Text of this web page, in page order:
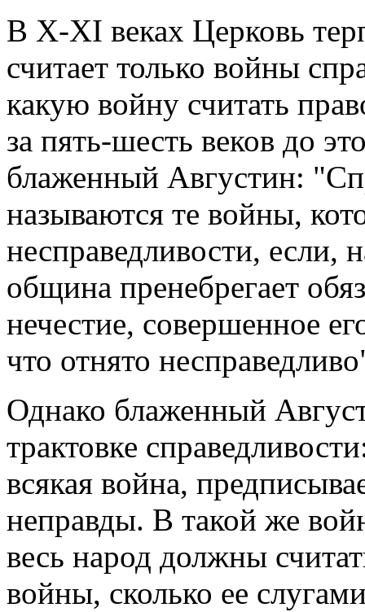
В X-XI веках Церковь
считает только войны
какую войну считать
за пять-шесть веков до
блаженный Августин:
называются те войны,
несправедливости, если,
община пренебрегает
нечестие, совершенное
что отнято
Однако блаженный
трактовке
всякая война,
неправды. В такой же
весь народ должны
войны, сколько ее